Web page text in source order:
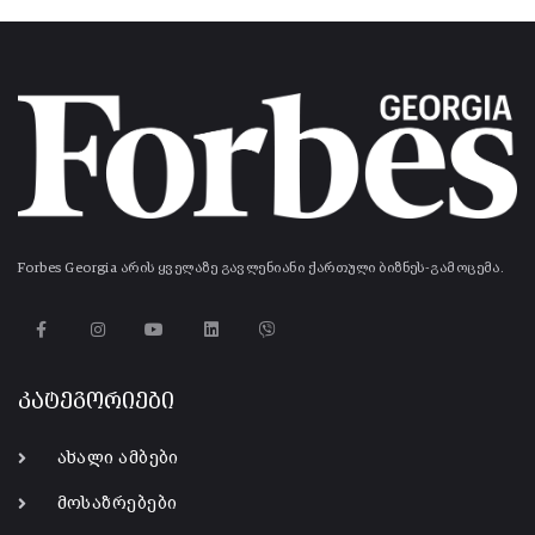
Forbes Georgia არის ყველაზე გავლენიანი ქართული ბიზნეს-გამოცემა.
კატეგორიები
ახალი ამბები
მოსაზრებები